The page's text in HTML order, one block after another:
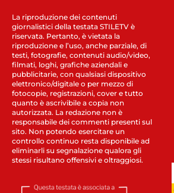
La riproduzione dei contenuti
giornalistici della testata STILETV è
riservata. Pertanto, è vietata la
riproduzione e l’uso, anche parziale, di
testi, fotografie, contenuti audio/video,
filmati, loghi, grafiche aziendali e
pubblicitarie, con qualsiasi dispositivo
elettronico/digitale o per mezzo di
fotocopie, registrazioni, cover e tutto
quanto è ascrivibile a copia non
autorizzata. La redazione non è
responsabile dei commenti presenti sul
sito. Non potendo esercitare un
controllo continuo resta disponibile ad
eliminarli su segnalazione qualora gli
stessi risultano offensivi e oltraggiosi.